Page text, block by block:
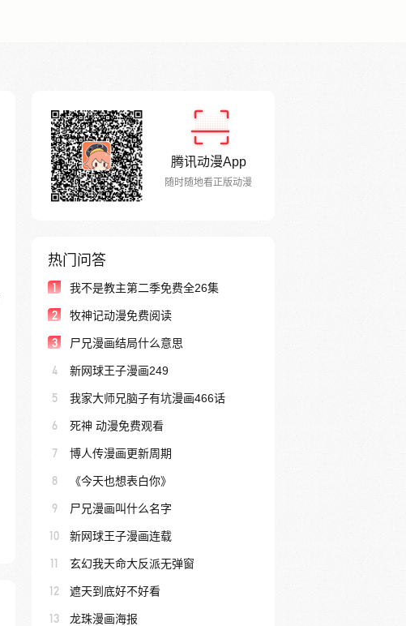
腾讯动漫App
随时随地看正版动漫
热门问答
1 我不是教主第二季免费全26集
2 牧神记动漫免费阅读
3 尸兄漫画结局什么意思
4 新网球王子漫画249
5 我家大师兄脑子有坑漫画466话
6 死神 动漫免费观看
7 博人传漫画更新周期
8 《今天也想表白你》
9 尸兄漫画叫什么名字
10 新网球王子漫画连载
11 玄幻我天命大反派无弹窗
12 遮天到底好不好看
13 龙珠漫画海报